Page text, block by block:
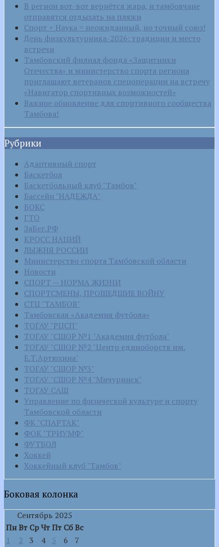
В регион вот-вот вернётся жара, и тамбовчане
отправятся отдыхать на пляжи
Спорт + Наука = неожиданный, но точный союз!
День физкультурника-2026: традиции и место
встречи
Тамбовский филиал фонда «Защитники
Отечества» и министерство спорта региона
приглашают ветеранов спецоперации на встречу
«Навигатор спортивных возможностей»
Важное обновление для спортивного сообщества
Тамбова!
Рубрики
Адаптивный спорт
Баскетбол
Баскетбольный клуб "Тамбов"
Бассейн "НАДЕЖДА"
БОКС
ГТО
ЗаБег.РФ
КРОСС НАЦИЙ
ЛЫЖНЯ РОССИИ
Министерство спорта Тамбовской области
Новости
СПОРТ — НОРМА ЖИЗНИ
СПОРТСМЕНЫ, ПРОШЕДШИЕ ВОЙНУ
СТЦ "ТАМБОВ"
Тамбовская «Академия футбола»
ТОГАУ "РЦСП"
ТОГАУ "СШОР №1 "Академия футбола"
ТОГАУ "СШОР №2 "Центр единоборств им.
Е.Т.Артюхина"
ТОГАУ "СШОР №3"
ТОГАУ "СШОР №4 "Мичуринск"
ТОГАУ САШ
Управление по физической культуре и спорту
Тамбовской области
ФК "СПАРТАК"
ФОК "ТРИУМФ"
ФУТБОЛ
Хоккей
Хоккейный клуб "Тамбов"
Боковая колонка
Сентябрь 2025
ПнВт СрЧтПт СбВс
1
2 3 4 5 6
7